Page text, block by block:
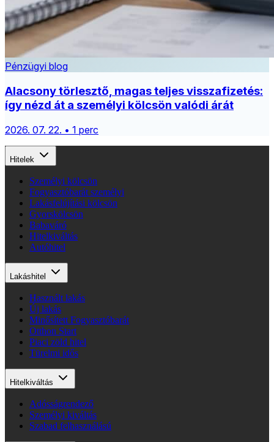
Pénzügyi blog
Alacsony törlesztő, magas teljes visszafizetés:
így nézd át a személyi kölcsön valódi árát
2026. 07. 22. • 1 perc
Hitelek
Személyi kölcsön
Fogyasztóbarát személyi
Lakásfelújítási kölcsön
Gyorskölcsön
Babaváró
Hitelkiváltás
Autóhitel
Lakáshitel
Használt lakás
Új lakás
Minősített Fogyasztóbarát
Otthon Start
Piaci zöld hitel
Türelmi idős
Hitelkiváltás
Adósságrendező
Személyi kiváltás
Szabad felhasználású